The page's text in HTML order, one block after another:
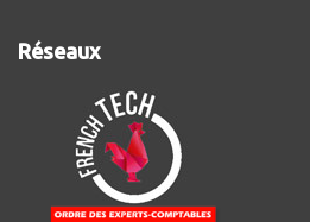
Réseaux